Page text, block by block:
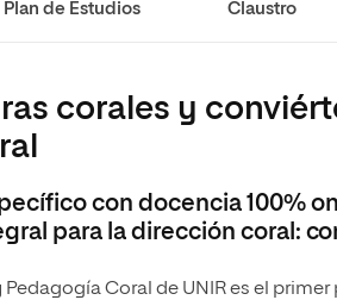
Trabajo
Trabajo
Plan de Estudios Claustro
corales y
con docencia 100%
para la dirección coral:
Pedagogía Coral de UNIR es el